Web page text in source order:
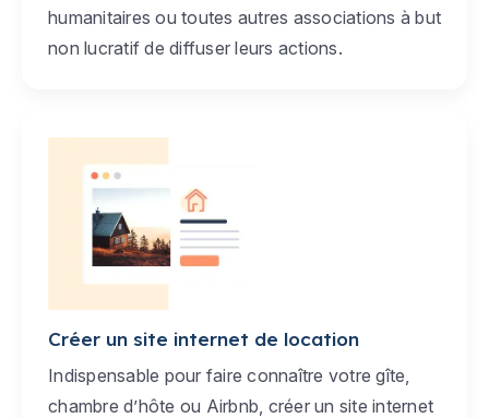
humanitaires ou toutes autres associations à but
non lucratif de diffuser leurs actions.
Créer un site internet de location
Indispensable pour faire connaître votre gîte,
chambre d’hôte ou Airbnb, créer un site internet